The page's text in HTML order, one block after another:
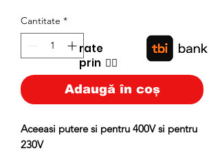
Cantitate *
Adaugă în coș
Aceeasi putere si pentru 400V si pentru
230V
rate
prin 👉🏿